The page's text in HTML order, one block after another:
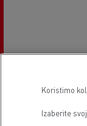
Koristimo
Izaberite